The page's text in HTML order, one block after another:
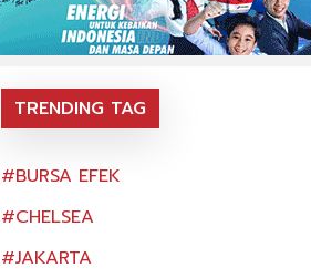
TRENDING TAG
#BURSA EFEK
#CHELSEA
#JAKARTA